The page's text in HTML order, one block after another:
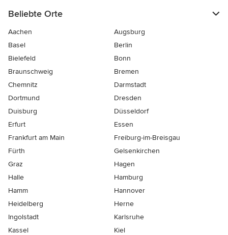
Beliebte Orte
Aachen
Augsburg
Basel
Berlin
Bielefeld
Bonn
Braunschweig
Bremen
Chemnitz
Darmstadt
Dortmund
Dresden
Duisburg
Düsseldorf
Erfurt
Essen
Frankfurt am Main
Freiburg-im-Breisgau
Fürth
Gelsenkirchen
Graz
Hagen
Halle
Hamburg
Hamm
Hannover
Heidelberg
Herne
Ingolstadt
Karlsruhe
Kassel
Kiel